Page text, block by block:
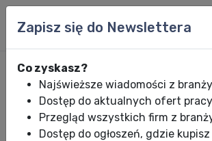
Zapisz się do Newslettera
Co zyskasz?
Najświeższe wiadomości z branży
Dostęp do aktualnych ofert pracy
Przegląd wszystkich firm z
Dostęp do ogłoszeń, gdzie